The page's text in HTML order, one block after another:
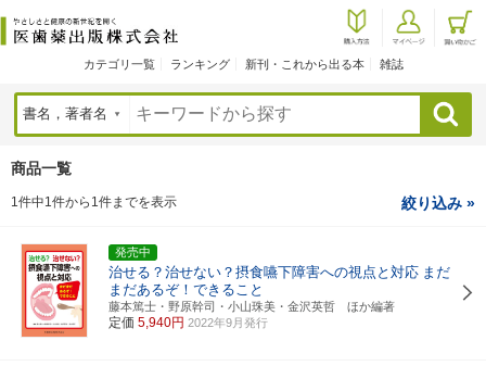
カテゴリ一覧 ランキング 新刊・これから出る本 雑誌
検索
商品一覧
1件中1件から1件までを表示 絞り込み »
発売中
治せる？治せない？摂食嚥下障害への視点と対応 まだ
まだあるぞ！できること
藤本篤士・野原幹司・小山珠美・金沢英哲 ほか編著
定価 5,940円 2022年9月発行